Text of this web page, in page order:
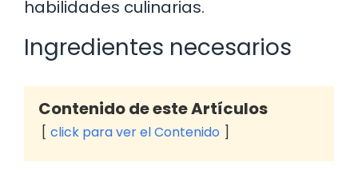
habilidades culinarias.
Ingredientes necesarios
Contenido de este Artículos
click para ver el Contenido